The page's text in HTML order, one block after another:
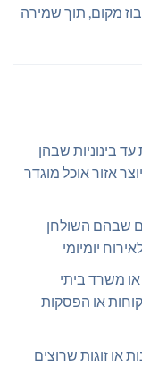
מקום, תוך שמירה
בינוניות שבהן
אזור אוכל מוגדר
שבהם השולחן
יומיומי
משרד ביתי
או הפסקות
או זוגות שרוצים